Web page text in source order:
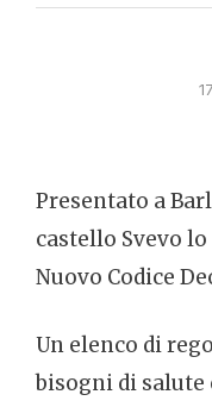
Presentato a
castello Svevo
Nuovo Codice
Un elenco di
bisogni di salute